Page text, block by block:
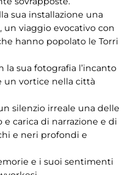
sua installazione una
un viaggio evocativo con
hanno popolato le Torri
la sua fotografia l’incanto
un vortice nella città
silenzio irreale una delle
carica di narrazione e di
e neri profondi e
e i suoi sentimenti